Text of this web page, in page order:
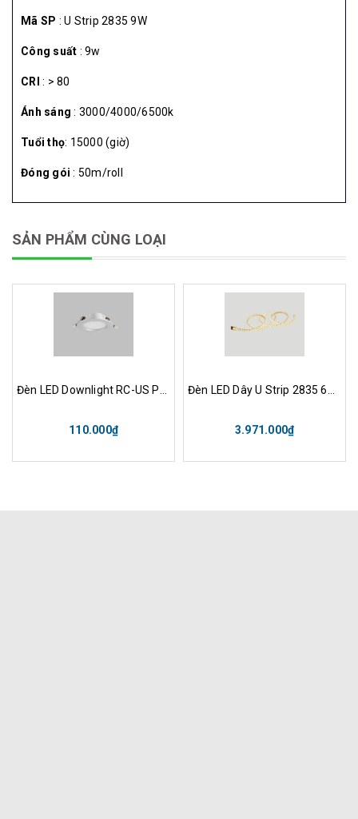
Mã SP : U Strip 2835 9W
Công suất : 9w
CRI : > 80
Ánh sáng : 3000/4000/6500k
Tuổi thọ: 15000 (giờ)
Đóng gói : 50m/roll
SẢN PHẨM CÙNG LOẠI
110.000₫ 3.971.000₫